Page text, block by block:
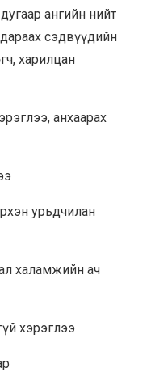
ангийн нийт
сэдвүүдийн
харилцан
анхаарах
урьдчилан
халамжийн ач
хэрэглээ